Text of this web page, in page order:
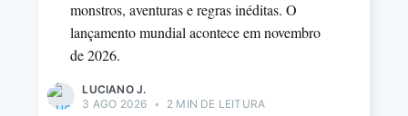
monstros, aventuras e regras inéditas. O
lançamento mundial acontece em novembro
de 2026.
LUCIANO J.
3 AGO 2026 • 2 MIN DE LEITURA